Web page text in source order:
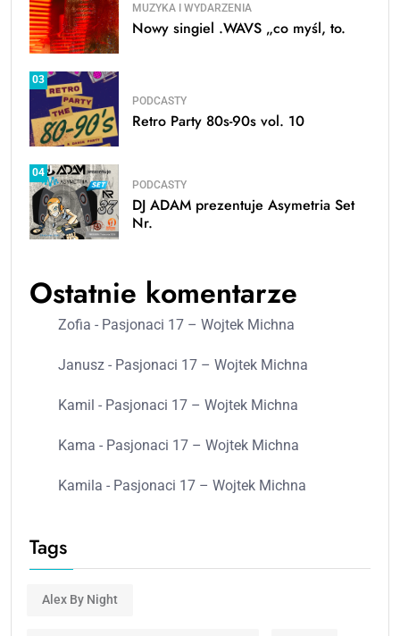
MUZYKA I WYDARZENIA
Nowy singiel .WAVS „co myśl, to.
03
PODCASTY
Retro Party 80s-90s vol. 10
04
PODCASTY
DJ ADAM prezentuje Asymetria Set
Nr.
Ostatnie komentarze
Zofia - Pasjonaci 17 – Wojtek Michna
Janusz - Pasjonaci 17 – Wojtek Michna
Kamil - Pasjonaci 17 – Wojtek Michna
Kama - Pasjonaci 17 – Wojtek Michna
Kamila - Pasjonaci 17 – Wojtek Michna
Tags
Alex By Night